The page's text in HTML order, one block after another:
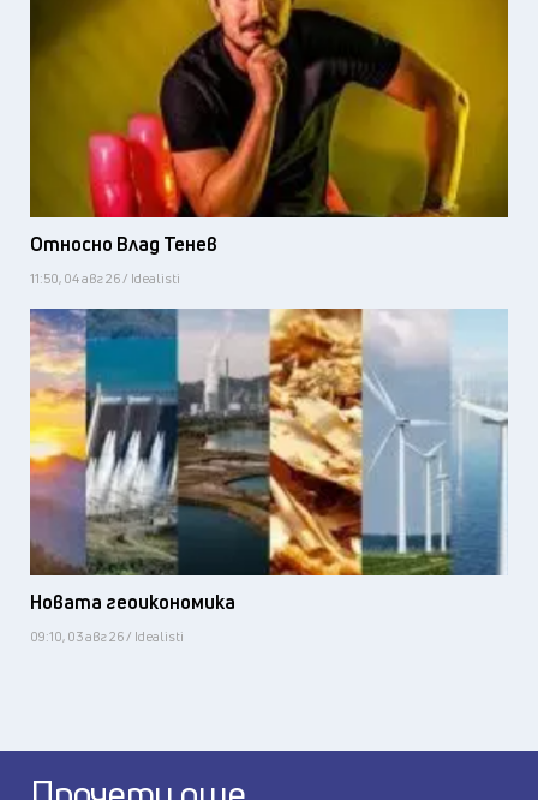
Относно Влад Тенев
11:50, 04 авг 26 / Idealisti
Новата геоикономика
09:10, 03 авг 26 / Idealisti